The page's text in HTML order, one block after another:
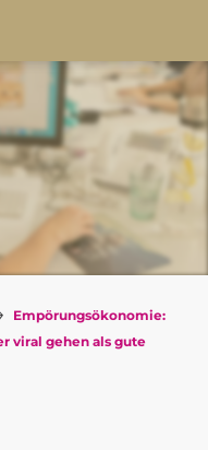
Empörungsökonomie:
viral gehen als gute